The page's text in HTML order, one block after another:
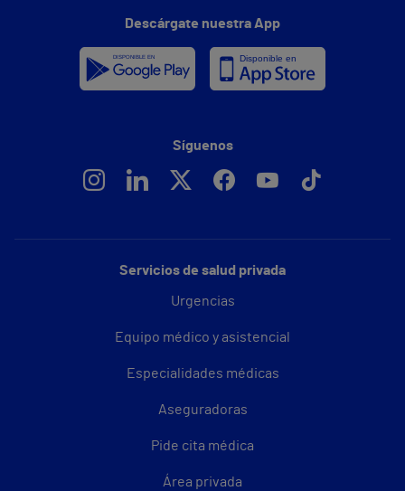
Servicios de salud privada
Urgencias
Equipo médico y asistencial
Especialidades médicas
Aseguradoras
Pide cita médica
Área privada
Descárgate nuestra App
Síguenos